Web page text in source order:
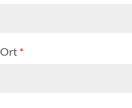
Ort *